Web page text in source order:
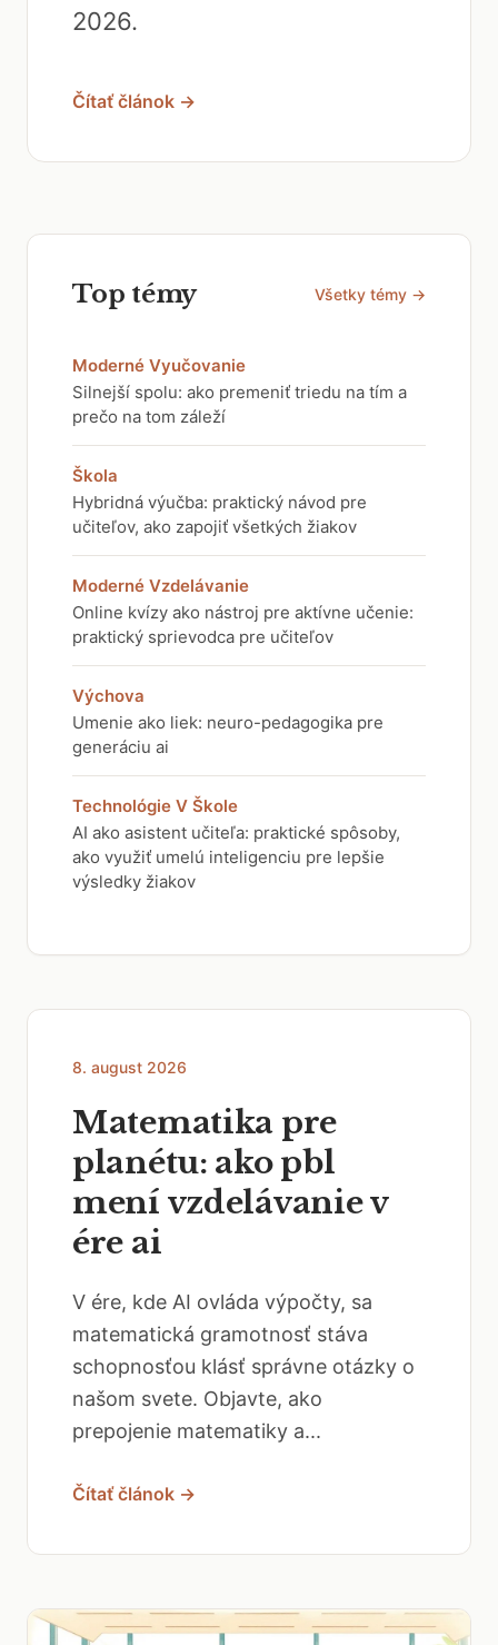
2026.
Čítať článok →
Top témy Všetky témy →
Moderné Vyučovanie
Silnejší spolu: ako premeniť triedu na tím a
prečo na tom záleží
Škola
Hybridná výučba: praktický návod pre
učiteľov, ako zapojiť všetkých žiakov
Moderné Vzdelávanie
Online kvízy ako nástroj pre aktívne učenie:
praktický sprievodca pre učiteľov
Výchova
Umenie ako liek: neuro-pedagogika pre
generáciu ai
Technológie V Škole
AI ako asistent učiteľa: praktické spôsoby,
ako využiť umelú inteligenciu pre lepšie
výsledky žiakov
8. august 2026
Matematika pre
planétu: ako pbl
mení vzdelávanie v
ére ai
V ére, kde AI ovláda výpočty, sa
matematická gramotnosť stáva
schopnosťou klásť správne otázky o
našom svete. Objavte, ako
prepojenie matematiky a...
Čítať článok →